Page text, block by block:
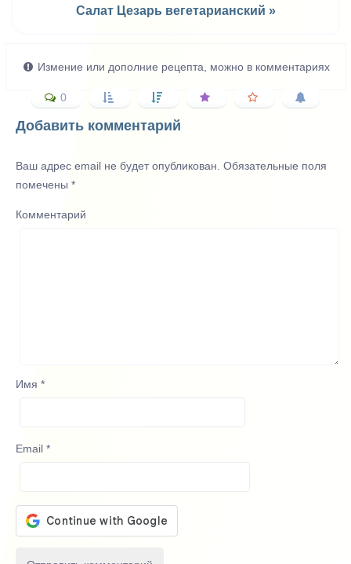
Салат Цезарь вегетарианский »
Измение или дополние рецепта, можно в комментариях
0
Добавить комментарий
Ваш адрес email не будет опубликован. Обязательные поля
помечены *
Комментарий
Имя *
Email *